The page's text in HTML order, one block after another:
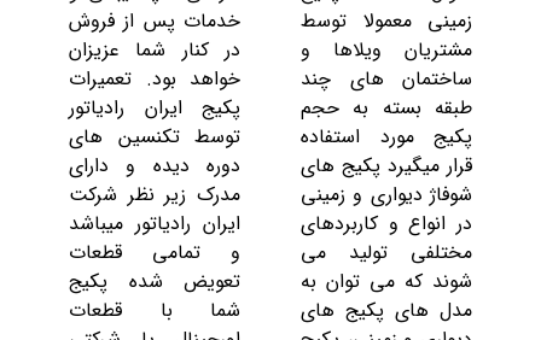
زمینی معمولا توسط
مشتریان ویلاها و
ساختمان های چند
طبقه بسته به حجم
پکیج مورد استفاده
قرار میگیرد پکیج های
شوفاژ دیواری و زمینی
در انواع و کاربردهای
مختلفی تولید می
شوند که می توان به
مدل های پکیج های
خدمات پس از فروش
در کنار شما عزیزان
خواهد بود. تعمیرات
پکیج ایران رادیاتور
توسط تکنسین های
دوره دیده و دارای
مدرک زیر نظر شرکت
ایران رادیاتور میباشد
و تمامی قطعات
تعویض شده پکیج
شما با قطعات